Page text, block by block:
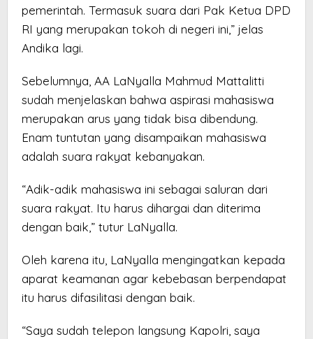
pemerintah. Termasuk suara dari Pak Ketua DPD
RI yang merupakan tokoh di negeri ini,” jelas
Andika lagi.
Sebelumnya, AA LaNyalla Mahmud Mattalitti
sudah menjelaskan bahwa aspirasi mahasiswa
merupakan arus yang tidak bisa dibendung.
Enam tuntutan yang disampaikan mahasiswa
adalah suara rakyat kebanyakan.
“Adik-adik mahasiswa ini sebagai saluran dari
suara rakyat. Itu harus dihargai dan diterima
dengan baik,” tutur LaNyalla.
Oleh karena itu, LaNyalla mengingatkan kepada
aparat keamanan agar kebebasan berpendapat
itu harus difasilitasi dengan baik.
“Saya sudah telepon langsung Kapolri, saya